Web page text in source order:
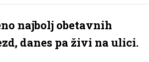
najbolj obetavnih
danes pa živi na ulici.